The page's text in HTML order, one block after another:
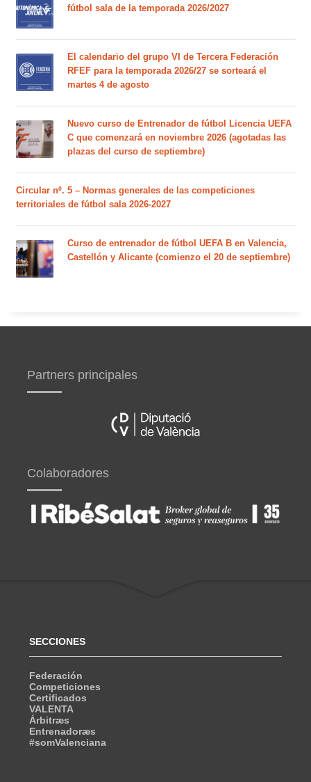
fútbol sala de la temporada 2026/2027
El calendario del grupo VI de Tercera Federación
RFEF para la temporada 2026/27 se sorteará el
martes 4 de agosto
Nuevo curso de Entrenador de fútbol Licencia UEFA
C que comenzará en noviembre 2026 (agotadas las
plazas del curso de septiembre)
Circular nº. 5 – Normas generales de las competiciones
territoriales de fútbol sala 2026-2027
Curso de entrenador de fútbol UEFA B en Valencia,
Castellón y Alicante (comienzo el 20 de septiembre)
Partners principales
Colaboradores
SECCIONES
Federación
Competiciones
Certificados
VALENTA
Árbitræs
Entrenadoræs
#somValenciana